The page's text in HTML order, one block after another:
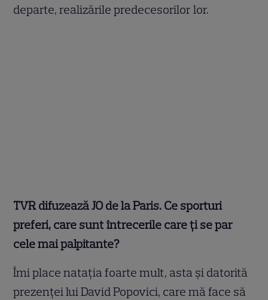
departe, realizările predecesorilor lor.
TVR difuzează JO de la Paris. Ce sporturi
preferi, care sunt întrecerile care ți se par
cele mai palpitante?
Îmi place natația foarte mult, asta și datorită
prezenței lui David Popovici, care mă face să